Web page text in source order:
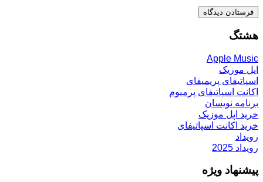
هشتگ
Apple Music
اپل موزیک
اسپاتیفای پریمیفای
اکانت اسپاتیفای پرمیوم
برنامه نویسان
خرید اپل موزیک
خرید اکانت اسپاتیفای
رویداد
رویداد 2025
پیشنهاد ویژه